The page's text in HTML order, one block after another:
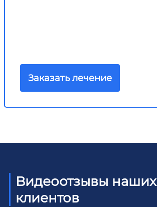
Заказать лечение
Видеоотзывы наших
клиентов